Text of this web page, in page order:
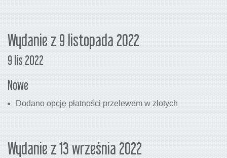
Wydanie z 9 listopada 2022
9 lis 2022
Nowe
Dodano opcję płatności przelewem w złotych
Wydanie z 13 września 2022